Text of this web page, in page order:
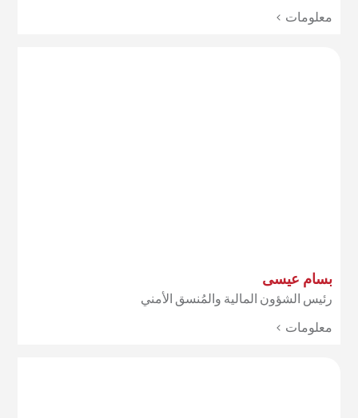
معلومات >
بسام عيسى
رئيس الشؤون المالية والمُنسق الأمني
معلومات >